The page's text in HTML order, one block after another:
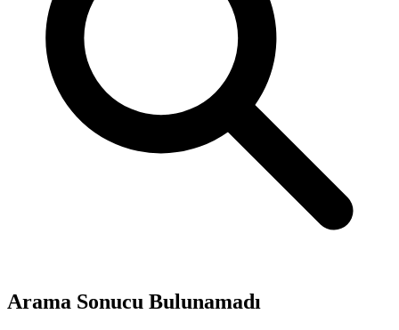
Arama Sonucu Bulunamadı